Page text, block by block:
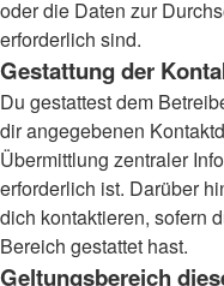
oder die Daten zur
erforderlich sind.
Gestattung der
Du gestattest dem
dir angegebenen
Übermittlung zentraler
erforderlich ist. Darüber
dich kontaktieren, sofern
Bereich gestattet hast.
Geltungsbereich